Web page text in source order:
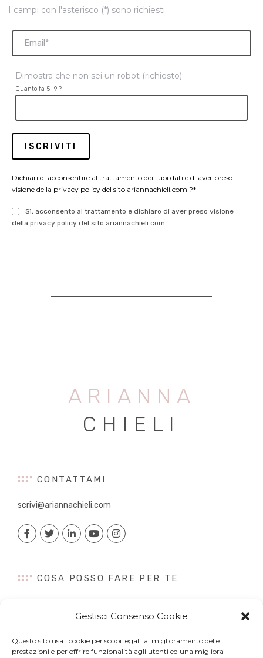
Gestisci Consenso Cookie
Questo sito usa i cookie per scopi legati al miglioramento delle
prestazioni e per offrire funzionalità agli utenti ed una migliora
I campi con l'asterisco (*) sono richiesti.
Dimostra che non sei un robot (richiesto)
Quanto fa 5+9 ?
Dichiari di acconsentire al trattamento dei tuoi dati e di aver preso
visione della privacy policy del sito ariannachieli.com ?*
Sì, acconsento al trattamento e dichiaro di aver preso visione
della privacy policy del sito ariannachieli.com
ARIANNA
CHIELI
CONTATTAMI
scrivi@ariannachieli.com
COSA POSSO FARE PER TE
Content Creation
Digital PR